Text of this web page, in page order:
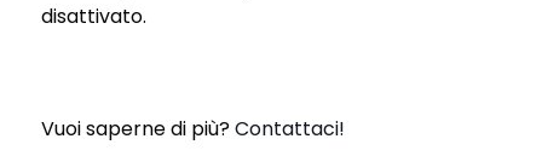
disattivato.
Vuoi saperne di più?Contattaci!